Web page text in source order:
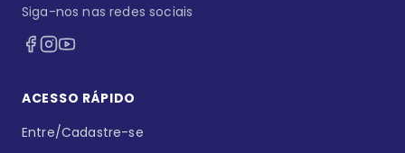
Siga-nos nas redes sociais
ACESSO RÁPIDO
Entre/Cadastre-se